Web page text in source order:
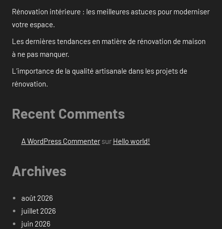
Rénovation intérieure : les meilleures astuces pour moderniser
votre espace.
Les dernières tendances en matière de rénovation de maison
à ne pas manquer.
L’importance de la qualité artisanale dans les projets de
rénovation.
Recent Comments
A WordPress Commentersur Hello world!
Archives
août 2026
juillet 2026
juin 2026